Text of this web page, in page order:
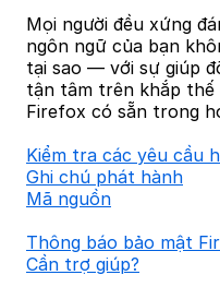
Mọi người đều xứng
ngôn ngữ của bạn
tại sao — với sự giúp
tận tâm trên khắp
Firefox có sẵn trong
Kiểm tra các yêu cầu
Ghi chú phát hành
Mã nguồn
Thông báo bảo mật
Cần trợ giúp?